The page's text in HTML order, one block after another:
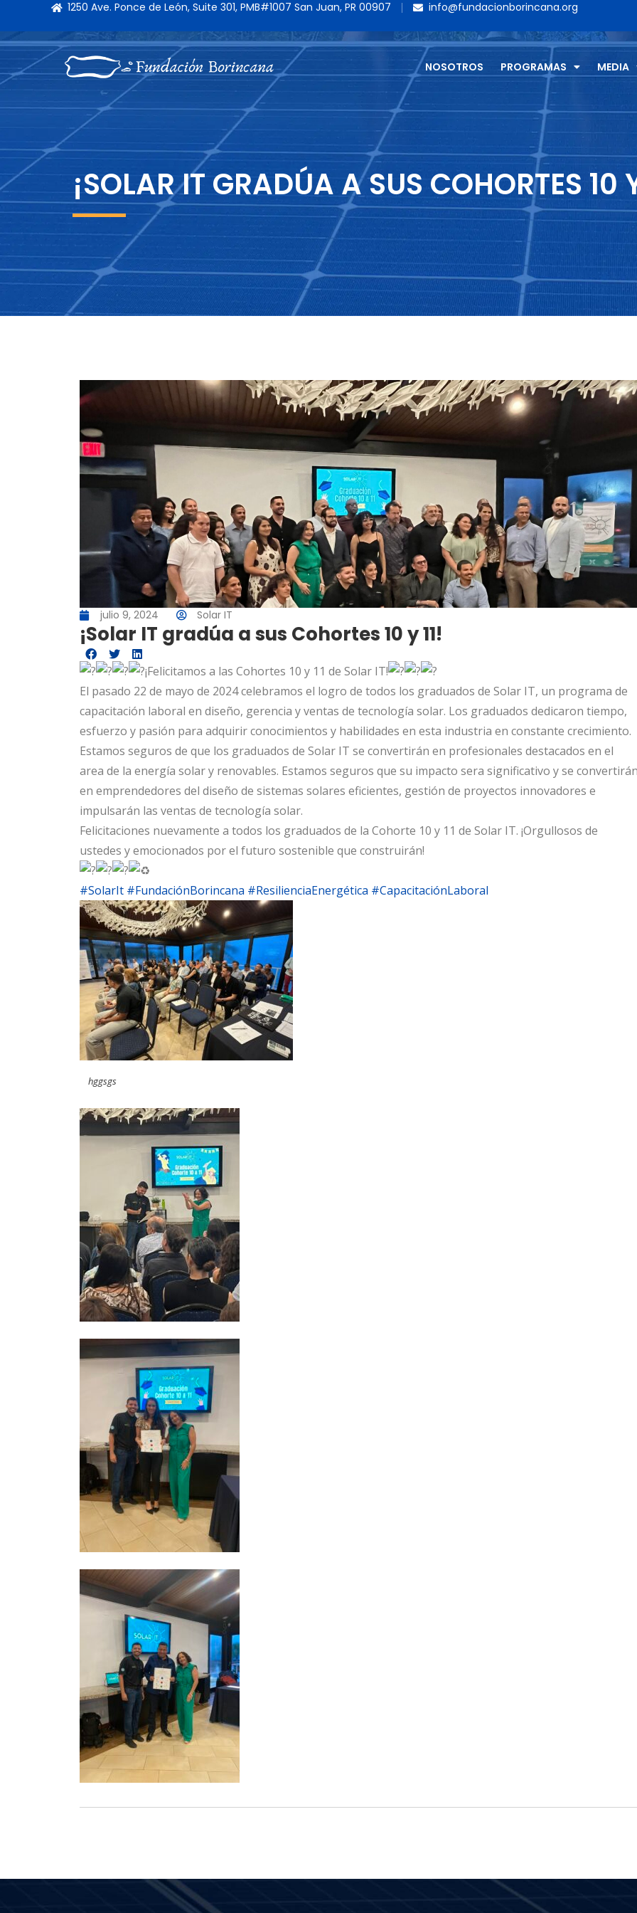
1250 Ave. Ponce de León, Suite 301, PMB#1007 San Juan, PR 00907 info@fundacionborincana.org
NOSOTROS PROGRAMAS MEDIA
¡SOLAR IT GRADÚA A SUS COHORTES 10
julio 9, 2024 Solar IT
¡Solar IT gradúa a sus Cohortes 10 y 11!
¡Felicitamos a las Cohortes 10 y 11 de Solar IT!
El pasado 22 de mayo de 2024 celebramos el logro de todos los graduados de Solar IT, un programa de
capacitación laboral en diseño, gerencia y ventas de tecnología solar. Los graduados dedicaron tiempo,
esfuerzo y pasión para adquirir conocimientos y habilidades en esta industria en constante crecimiento.
Estamos seguros de que los graduados de Solar IT se convertirán en profesionales destacados en el
area de la energía solar y renovables. Estamos seguros que su impacto sera significativo y se
en emprendedores del diseño de sistemas solares eficientes, gestión de proyectos innovadores e
impulsarán las ventas de tecnología solar.
Felicitaciones nuevamente a todos los graduados de la Cohorte 10 y 11 de Solar IT. ¡Orgullosos de
ustedes y emocionados por el futuro sostenible que construirán!
#SolarIt #FundaciónBorincana #ResilienciaEnergética #CapacitaciónLaboral
hggsgs